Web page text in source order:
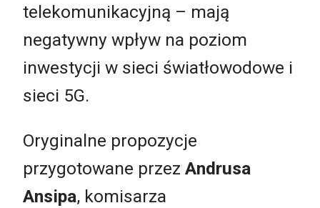
telekomunikacyjną – mają
negatywny wpływ na poziom
inwestycji w sieci światłowodowe i
sieci 5G.
Oryginalne propozycje
przygotowane przez Andrusa
Ansipa, komisarza